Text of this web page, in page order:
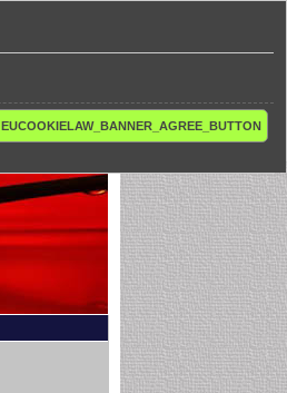
EUCOOKIELAW_BANNER_AGREE_BUTTON